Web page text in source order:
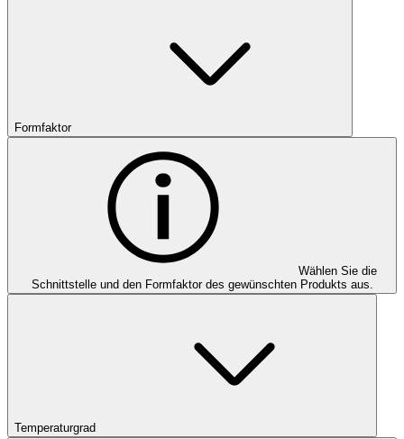
Formfaktor
Wählen Sie die
Schnittstelle und den Formfaktor des gewünschten Produkts aus.
Temperaturgrad